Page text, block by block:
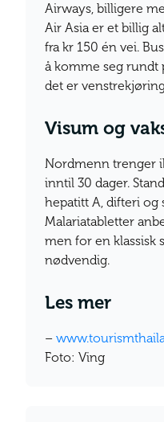
Airways, billigere
Air Asia er et billig
fra kr 150 én vei.
å komme seg rundt
det er
Visum og
Nordmenn trenger
inntil 30 dager.
hepatitt A, difteri og
Malariatabletter
men for en klassisk
nødvendig.
Les mer
–
Foto: Ving